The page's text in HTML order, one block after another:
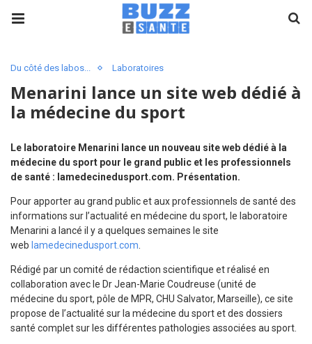
Du côté des labos... Laboratoires
Menarini lance un site web dédié à
la médecine du sport
Le laboratoire Menarini lance un nouveau site web dédié à la
médecine du sport pour le grand public et les professionnels
de santé : lamedecinedusport.com. Présentation.
Pour apporter au grand public et aux professionnels de santé des
informations sur l’actualité en médecine du sport, le laboratoire
Menarini a lancé il y a quelques semaines le site
web lamedecinedusport.com
Rédigé par un comité de rédaction scientifique et réalisé en
collaboration avec le Dr Jean-Marie Coudreuse (unité de
médecine du sport, pôle de MPR, CHU Salvator, Marseille), ce site
propose de l’actualité sur la médecine du sport et des dossiers
santé complet sur les différentes pathologies associées au sport.